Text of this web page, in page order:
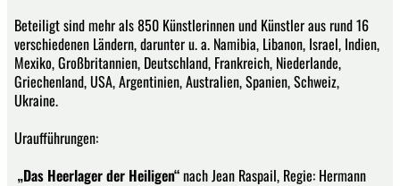
Beteiligt sind mehr als 850 Künstlerinnen und Künstler aus rund 16
verschiedenen Ländern, darunter u. a. Namibia, Libanon, Israel, Indien,
Mexiko, Großbritannien, Deutschland, Frankreich, Niederlande,
Griechenland, USA, Argentinien, Australien, Spanien, Schweiz,
Ukraine.
Uraufführungen:
„Das Heerlager der Heiligen“nach Jean Raspail, Regie: Hermann